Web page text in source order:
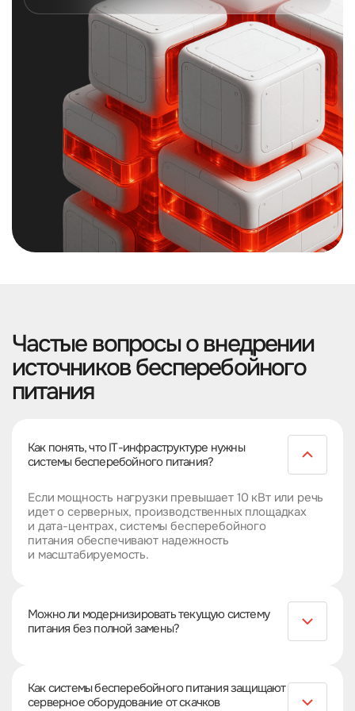
Частые вопросы о внедрении
источников бесперебойного
питания
Как понять, что IТ-инфраструктуре нужны
системы бесперебойного питания?
Если мощность нагрузки превышает 10 кВт или речь
идет о серверных, производственных площадках
и дата-центрах, системы бесперебойного
питания обеспечивают надежность
и масштабируемость.
Можно ли модернизировать текущую систему
питания без полной замены?
поэтапного расширения и модернизации. Это
помогает оптимизировать затраты и сохранить
Как системы бесперебойного питания защищают
серверное оборудование от скачков